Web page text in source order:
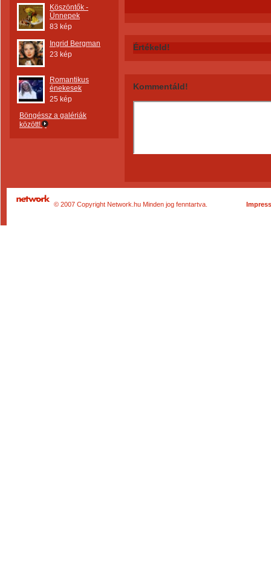
Köszöntők -
Ünnepek
83 kép
Ingrid Bergman
23 kép
Romantikus
énekesek
25 kép
Böngéssz a galériák
között!
Értékeld!
Kommentáld!
© 2007 Copyright Network.hu Minden jog fenntartva.